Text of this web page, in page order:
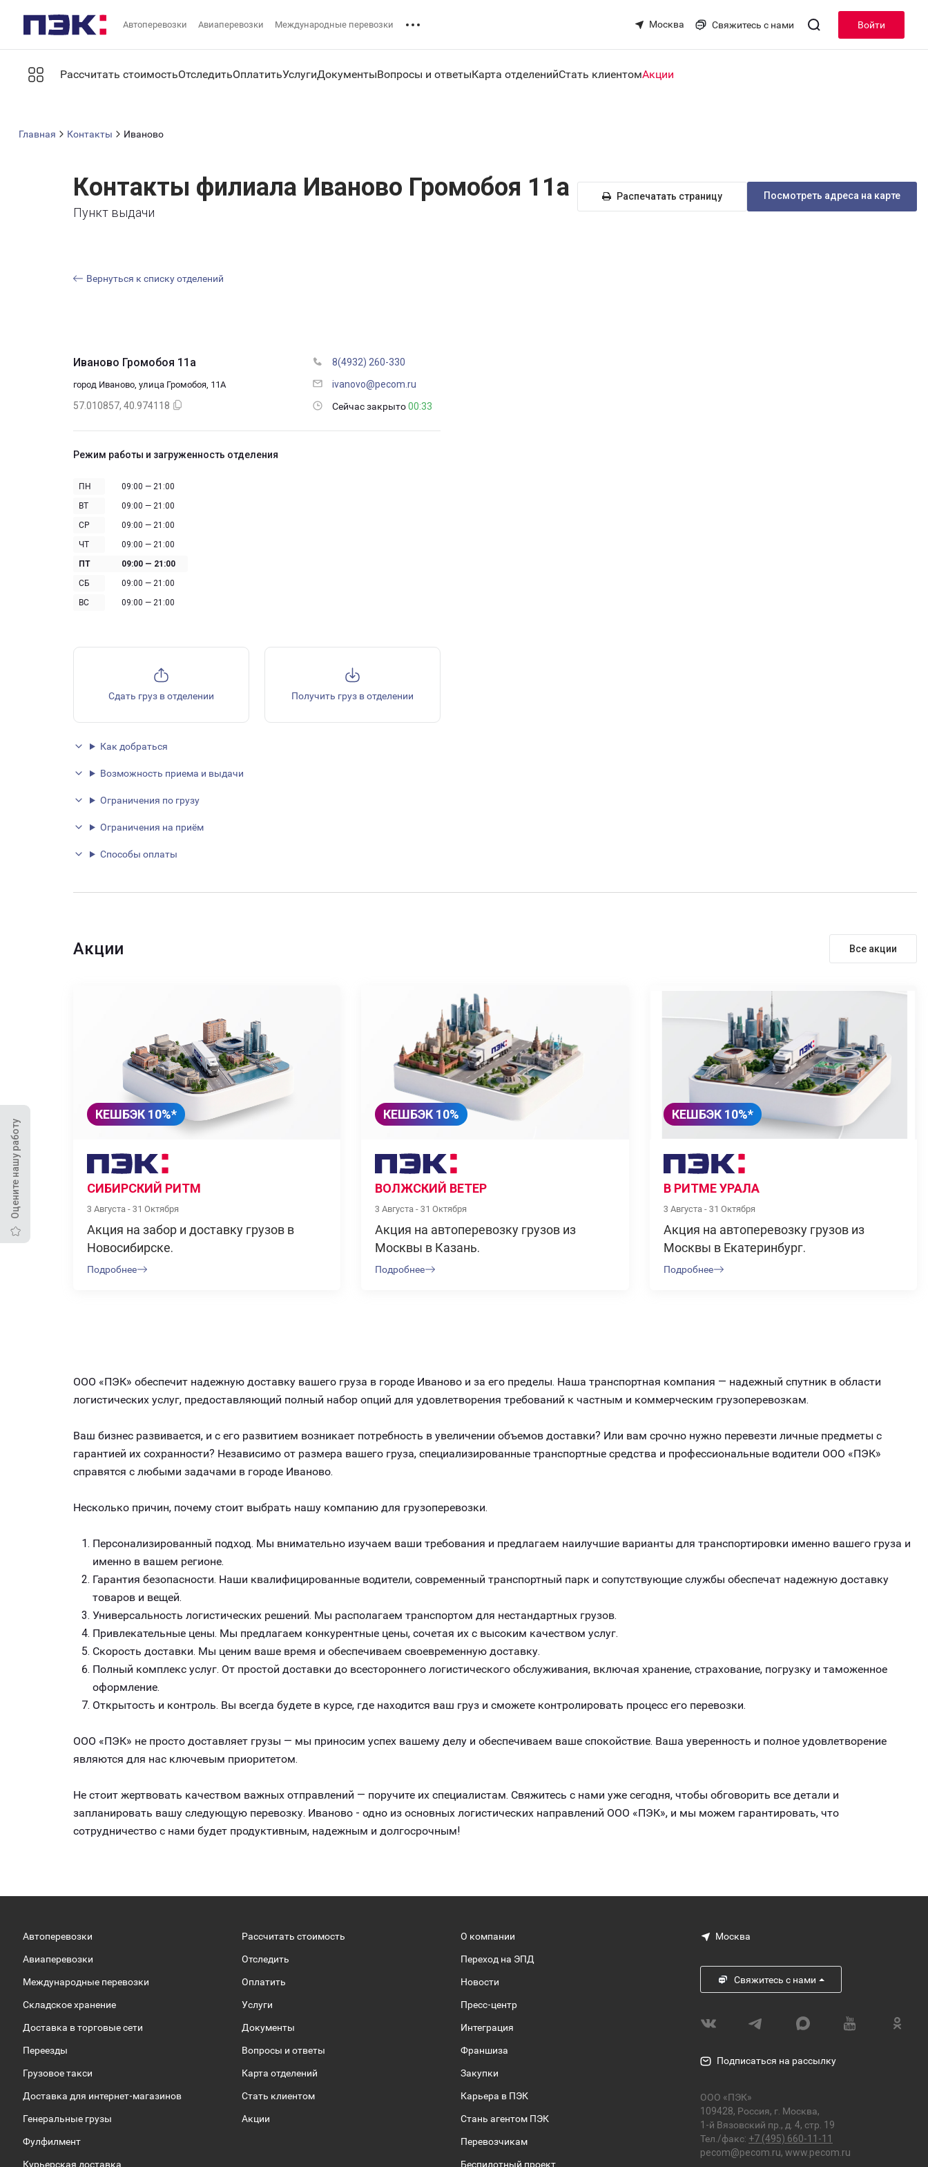
Автоперевозки Авиаперевозки Международные перевозки Москва Свяжитесь с нами Войти
Рассчитать стоимостьОтследитьОплатитьУслугиДокументыВопросы и ответыКарта отделенийСтать клиентомАкции
Оцените нашу работу
Главная Контакты Иваново
Контакты филиала Иваново Громобоя 11а
Пункт выдачи
Распечатать страницу Посмотреть адреса на карте
Вернуться к списку отделений
Иваново Громобоя 11а
город Иваново, улица Громобоя, 11А
57.010857, 40.974118
8(4932) 260-330
ivanovo@pecom.ru
Сейчас закрыто 00:33
Режим работы и загруженность отделения
ПН
09:00 — 21:00
ВТ
09:00 — 21:00
СР
09:00 — 21:00
ЧТ
09:00 — 21:00
ПТ
09:00 — 21:00
СБ
09:00 — 21:00
ВС
09:00 — 21:00
Сдать груз в отделении Получить груз в отделении
Как добраться
Возможность приема и выдачи
Ограничения по грузу
Ограничения на приём
Способы оплаты
Акции Все акции
КЕШБЭК 10%*
СИБИРСКИЙ РИТМ
3 Августа - 31 Октября
Акция на забор и доставку грузов в
Новосибирске.
Подробнее
КЕШБЭК 10%
ВОЛЖСКИЙ ВЕТЕР
3 Августа - 31 Октября
Акция на автоперевозку грузов из
Москвы в Казань.
Подробнее
КЕШБЭК 10%*
В РИТМЕ УРАЛА
3 Августа - 31 Октября
Акция на автоперевозку грузов из
Москвы в Екатеринбург.
Подробнее
ООО «ПЭК» обеспечит надежную доставку вашего груза в городе Иваново и за его пределы. Наша транспортная компания — надежный спутник в области
логистических услуг, предоставляющий полный набор опций для удовлетворения требований к частным и коммерческим грузоперевозкам.
Ваш бизнес развивается, и с его развитием возникает потребность в увеличении объемов доставки? Или вам срочно нужно перевезти личные предметы с
гарантией их сохранности? Независимо от размера вашего груза, специализированные транспортные средства и профессиональные водители ООО «ПЭК»
справятся с любыми задачами в городе Иваново.
Несколько причин, почему стоит выбрать нашу компанию для грузоперевозки.
Персонализированный подход. Мы внимательно изучаем ваши требования и предлагаем наилучшие варианты для транспортировки именно вашего груза и
именно в вашем регионе.
Гарантия безопасности. Наши квалифицированные водители, современный транспортный парк и сопутствующие службы обеспечат надежную доставку
товаров и вещей.
Универсальность логистических решений. Мы располагаем транспортом для нестандартных грузов.
Привлекательные цены. Мы предлагаем конкурентные цены, сочетая их с высоким качеством услуг.
Скорость доставки. Мы ценим ваше время и обеспечиваем своевременную доставку.
Полный комплекс услуг. От простой доставки до всестороннего логистического обслуживания, включая хранение, страхование, погрузку и таможенное
оформление.
Открытость и контроль. Вы всегда будете в курсе, где находится ваш груз и сможете контролировать процесс его перевозки.
ООО «ПЭК» не просто доставляет грузы — мы приносим успех вашему делу и обеспечиваем ваше спокойствие. Ваша уверенность и полное удовлетворение
являются для нас ключевым приоритетом.
Не стоит жертвовать качеством важных отправлений — поручите их специалистам. Свяжитесь с нами уже сегодня, чтобы обговорить все детали и
запланировать вашу следующую перевозку. Иваново - одно из основных логистических направлений ООО «ПЭК», и мы можем гарантировать, что
сотрудничество с нами будет продуктивным, надежным и долгосрочным!
Автоперевозки
Авиаперевозки
Международные перевозки
Складское хранение
Доставка в торговые сети
Переезды
Грузовое такси
Доставка для интернет-магазинов
Генеральные грузы
Фулфилмент
Курьерская доставка
Рассчитать стоимость
Отследить
Оплатить
Услуги
Документы
Вопросы и ответы
Карта отделений
Стать клиентом
Акции
О компании
Переход на ЭПД
Новости
Пресс-центр
Интеграция
Франшиза
Закупки
Карьера в ПЭК
Стань агентом ПЭК
Перевозчикам
Беспилотный проект
Москва
Свяжитесь с нами
Подписаться на рассылку
ООО «ПЭК»
109428, Россия, г. Москва,
1-й Вязовский пр., д. 4, стр. 19
Тел./факс: +7 (495) 660-11-11
pecom@pecom.ru, www.pecom.ru